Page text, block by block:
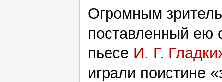
Огромным
поставленный ею
пьесе И. Г.
играли поистине